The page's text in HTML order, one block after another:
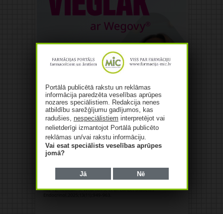
Portālā publicētā rakstu un reklāmas
informācija paredzēta veselības aprūpes
nozares speciālistiem. Redakcija nenes
atbildību sarežģījumu gadījumos, kas
radušies, nespeciālistiem interpretējot vai
nelietderīgi izmantojot Portālā publicēto
reklāmas un/vai rakstu informāciju.
Vai esat speciālists veselības aprūpes
jomā?
Jā Nē